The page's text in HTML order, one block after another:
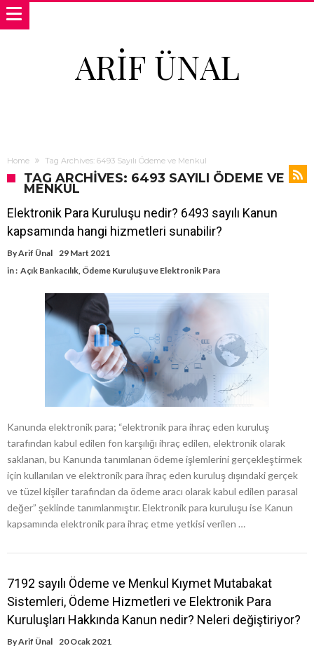
ARIF ÜNAL
Home Tag Archives: 6493 Sayılı Ödeme ve Menkul
TAG ARCHIVES: 6493 SAYILI ÖDEME VE
MENKUL
Elektronik Para Kuruluşu nedir? 6493 sayılı Kanun
kapsamında hangi hizmetleri sunabilir?
ByArif Ünal 29 Mart 2021
in : Açık Bankacılık, Ödeme Kuruluşu ve Elektronik Para
Kanunda elektronik para; “elektronik para ihraç eden kuruluş
tarafından kabul edilen fon karşılığı ihraç edilen, elektronik olarak
saklanan, bu Kanunda tanımlanan ödeme işlemlerini gerçekleştirmek
için kullanılan ve elektronik para ihraç eden kuruluş dışındaki gerçek
ve tüzel kişiler tarafından da ödeme aracı olarak kabul edilen parasal
değer” şeklinde tanımlanmıştır. Elektronik para kuruluşu ise Kanun
kapsamında elektronik para ihraç etme yetkisi verilen …
7192 sayılı Ödeme ve Menkul Kıymet Mutabakat
Sistemleri, Ödeme Hizmetleri ve Elektronik Para
Kuruluşları Hakkında Kanun nedir? Neleri değiştiriyor?
ByArif Ünal 20 Ocak 2021